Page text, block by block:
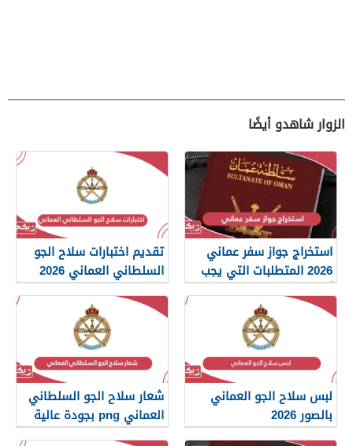
الزوار شاهدو أيضًا
استخراج جواز سفر عماني
2026 المتطلبات التي يجب
أن تعرفها
تقديم اختبارات سلاح الجو
السلطاني العماني 2026
لبس سلاح الجو العماني
بالصور 2026
شعار سلاح الجو السلطاني
العماني png بجودة عالية
2026